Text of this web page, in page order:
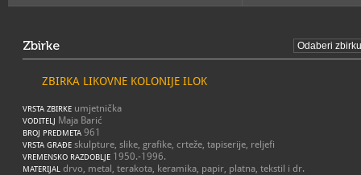
Zbirke
ZBIRKA LIKOVNE KOLONIJE ILOK
VRSTA ZBIRKE umjetnička
VODITELJ Maja Barić
BROJ PREDMETA 961
VRSTA GRAĐE skulpture, slike, grafike, crteže, tapiserije, reljefi
VREMENSKO RAZDOBLJE 1950.-1996.
MATERIJAL drvo, metal, terakota, keramika, papir, platna, tekstil i dr.